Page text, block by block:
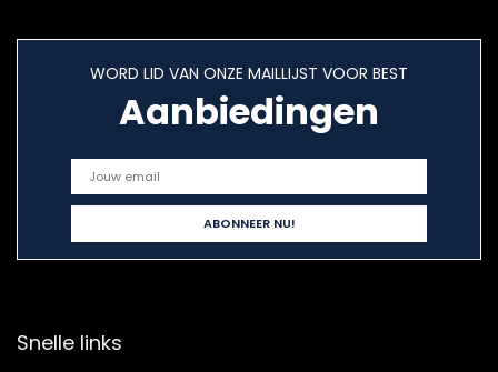
WORD LID VAN ONZE MAILLIJST VOOR BEST
Aanbiedingen
Snelle links